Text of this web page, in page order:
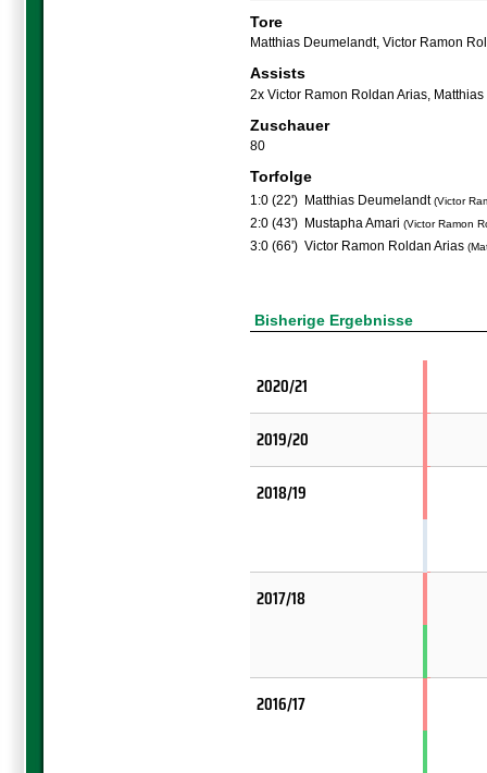
Tore
Matthias Deumelandt, Victor Ramon
Assists
2x Victor Ramon Roldan Arias
Zuschauer
80
Torfolge
1:0 (22') Matthias Deumelandt(Victor
2:0 (43') Mustapha Amari (Victor Ramon
3:0 (66') Victor Ramon Roldan Arias
Bisherige Ergebnisse
2020/21
2019/20
2018/19
2017/18
2016/17